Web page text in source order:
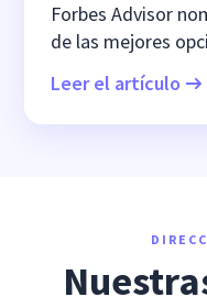
Forbes Advisor
de las mejores
Leer el artículo